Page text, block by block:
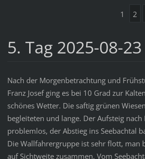
1 2
5. Tag 2025-08-23
Nach der Morgenbetrachtung und
Franz Josef ging es bei 10 Grad zur
schönes Wetter. Die saftig grünen
begleiteten und lange. Der Aufsteig
problemlos, der Abstieg ins Seebachtal
Die Wallfahrergruppe ist sehr flott, man
auf Sichtweite zusammen. Vom